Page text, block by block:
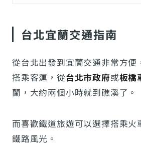
台北宜蘭交通指南
從台北出發到宜蘭交通非常方便
搭乘客運，從台北市政府或板橋
蘭，大約兩個小時就到礁溪了。
而喜歡鐵道旅遊可以選擇搭乘火
鐵路風光。